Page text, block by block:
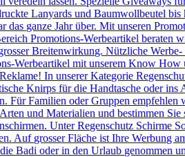
Lanyards und Baumwollbeutel
ganze Jahr über. Mit unseren
Promotions-Werbeartikel beraten
Breitenwirkung. Nützliche
Werbeartikel mit unserem Know
In unserer Kategorie
Knirps für die Handtasche oder
Für Familien oder Gruppen
und Materialien und bestimmen
Unter Regenschutz Schirme
Auf grosser Fläche ist Ihre Werbung
Badi oder in den Urlaub genommen